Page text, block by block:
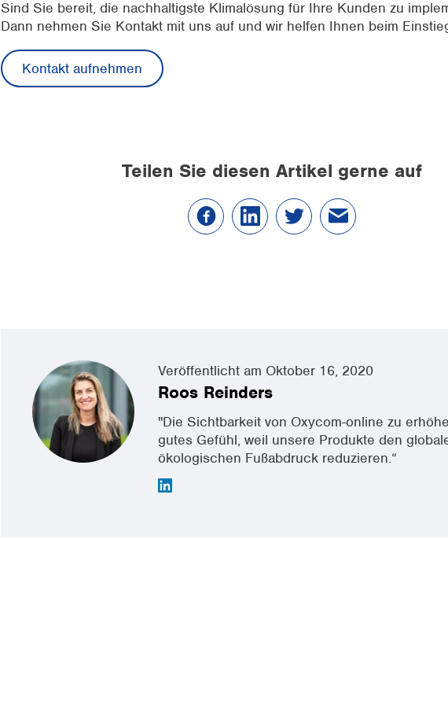
Sind Sie bereit, die nachhaltigste Klimalösung für Ihre Kunden zu
Dann nehmen Sie Kontakt mit uns auf und wir helfen Ihnen beim
Kontakt aufnehmen
Teilen Sie diesen Artikel gerne auf
Veröffentlicht am Oktober 16, 2020
Roos Reinders
"Die Sichtbarkeit von Oxycom-online zu
gutes Gefühl, weil unsere Produkte den
ökologischen Fußabdruck reduzieren.“